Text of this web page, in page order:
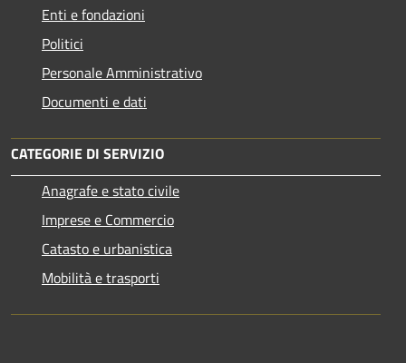
Enti e fondazioni
Politici
Personale Amministrativo
Documenti e dati
CATEGORIE DI SERVIZIO
Anagrafe e stato civile
Imprese e Commercio
Catasto e urbanistica
Mobilità e trasporti